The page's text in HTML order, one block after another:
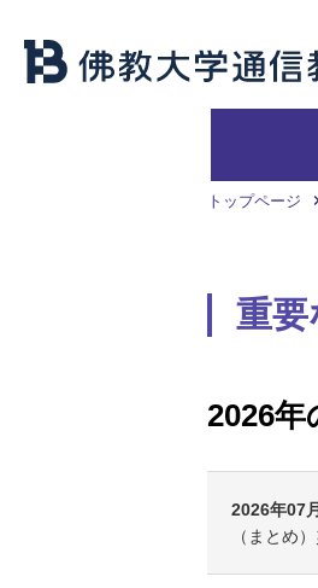
トップページ
重要
2026年
2026年07
（まとめ